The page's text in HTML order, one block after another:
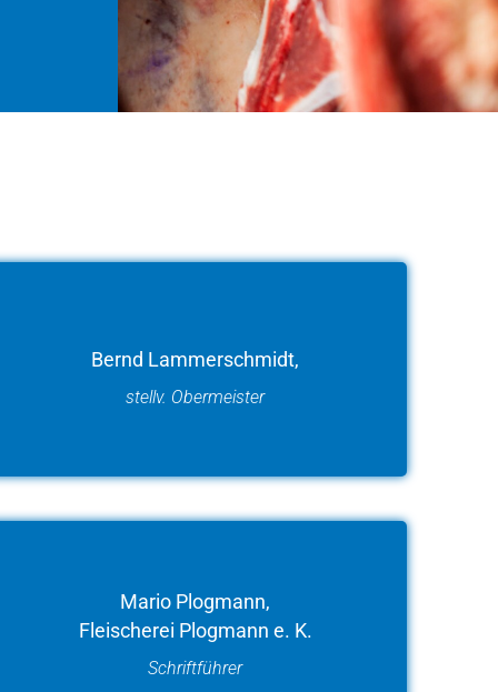
Bernd Lammerschmidt,
stellv. Obermeister
Mario Plogmann,
Fleischerei Plogmann e. K.
Schriftführer